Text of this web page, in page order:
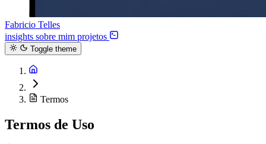
Fabricio Telles
insights sobre mim projetos
Toggle theme
Termos
Termos de Uso